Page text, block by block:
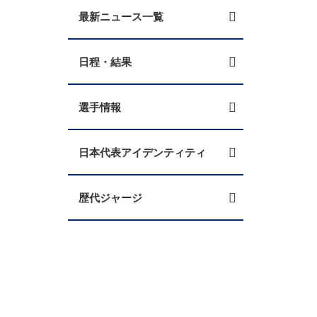
最新ニュース一覧
日程・結果
選手情報
日本代表アイデンティティ
歴代ジャージ